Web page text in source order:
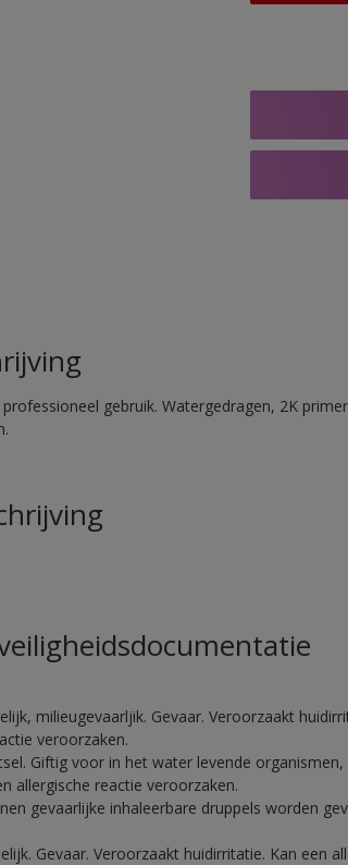
gebruik. Watergedragen, 2K
milieugevaarljik. Gevaar. Veroorzaakt
veroorzaken.
Giftig voor in het water levende
allergische reactie veroorzaken.
gevaarlijke inhaleerbare druppels worden
Gevaar. Veroorzaakt huidirritatie. Kan een